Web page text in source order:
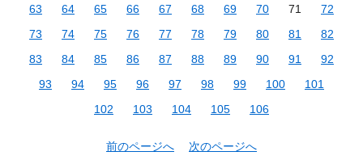
63
64 65 66 67 68 69 70 71
72
73
74 75 76 77 78 79 80 81
82
83
84 85 86 87 88 89 90 91
92
93
94 95 96 97 98 99 100
101
102
103 104 105 106
前のページへ 次のページへ